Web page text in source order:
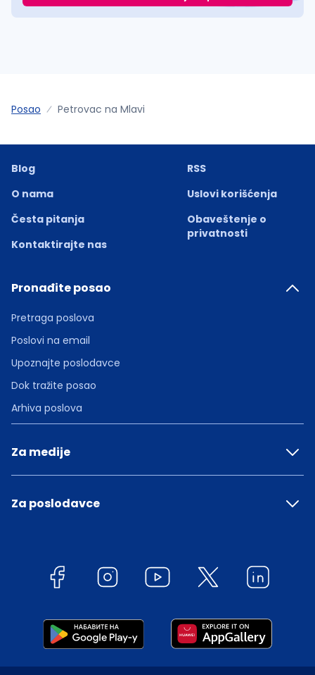
Posao Petrovac na Mlavi
Blog
O nama
Česta pitanja
Kontaktirajte nas
RSS
Uslovi korišćenja
Obaveštenje o
privatnosti
Pronađite posao
Pretraga poslova
Poslovi na email
Upoznajte poslodavce
Dok tražite posao
Arhiva poslova
Za medije
Za poslodavce